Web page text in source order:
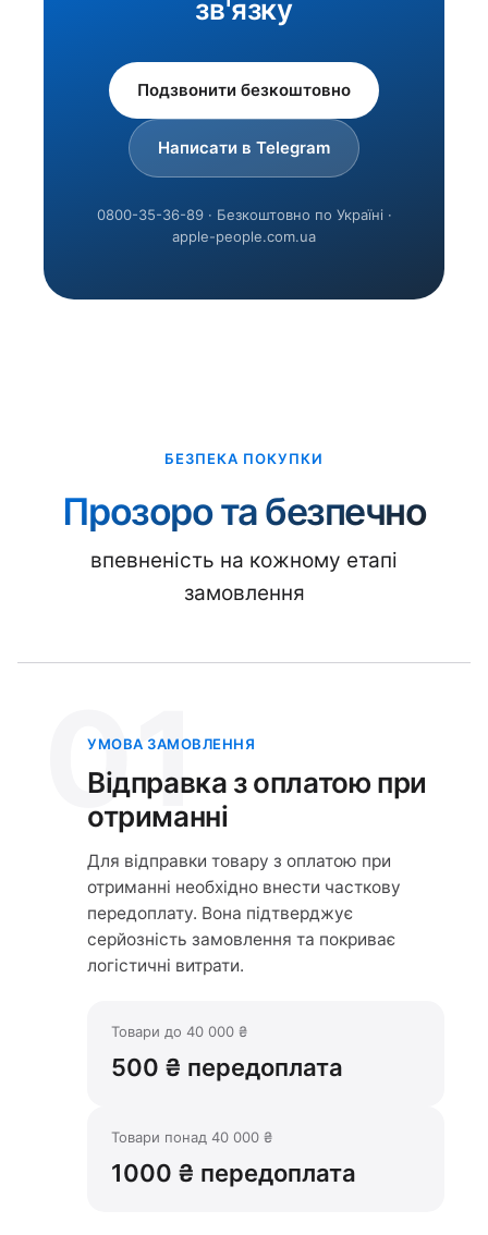
зв'язку
Подзвонити безкоштовно
Написати в Telegram
0800-35-36-89 · Безкоштовно по Україні ·
apple-people.com.ua
БЕЗПЕКА ПОКУПКИ
Прозоро та безпечно
впевненість на кожному етапі
замовлення
01
УМОВА ЗАМОВЛЕННЯ
Відправка з оплатою при
отриманні
Для відправки товару з оплатою при
отриманні необхідно внести часткову
передоплату. Вона підтверджує
серйозність замовлення та покриває
логістичні витрати.
Товари до 40 000 ₴
500 ₴ передоплата
Товари понад 40 000 ₴
1000 ₴ передоплата